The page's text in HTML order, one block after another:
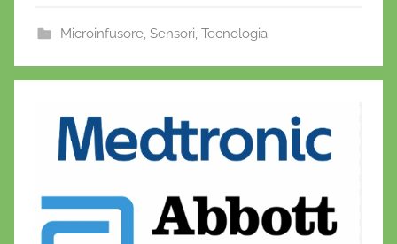
i
b
o
k
A
p
st
Microinfusore, Sensori, Tecnologia